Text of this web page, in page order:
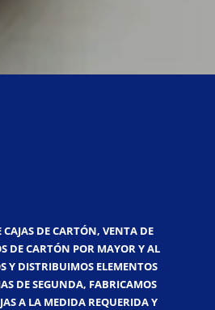
CAJAS DE CARTÓN, VENTA DE
DE CARTÓN POR MAYOR Y AL
Y DISTRIBUIMOS ELEMENTOS
DE SEGUNDA, FABRICAMOS
A LA MEDIDA REQUERIDA Y